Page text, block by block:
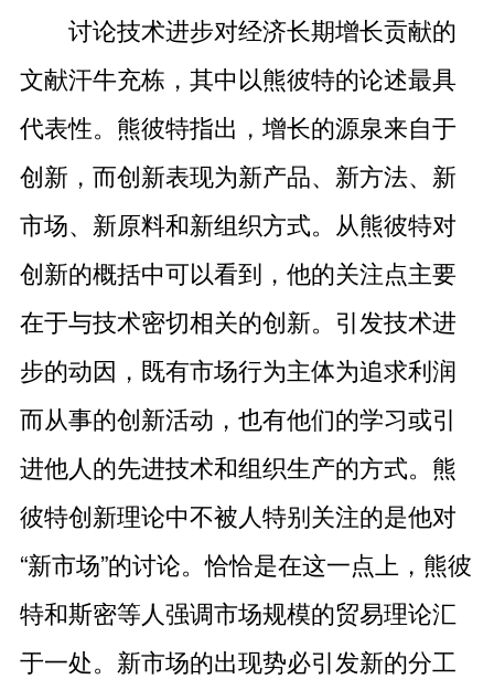
讨论技术进步对经济长期增长贡献的
文献汗牛充栋，其中以熊彼特的论述最具
代表性。熊彼特指出，增长的源泉来自于
创新，而创新表现为新产品、新方法、新
市场、新原料和新组织方式。从熊彼特对
创新的概括中可以看到，他的关注点主要
在于与技术密切相关的创新。引发技术进
步的动因，既有市场行为主体为追求利润
而从事的创新活动，也有他们的学习或引
进他人的先进技术和组织生产的方式。熊
彼特创新理论中不被人特别关注的是他对
“新市场”的讨论。恰恰是在这一点上，熊彼
特和斯密等人强调市场规模的贸易理论汇
于一处。新市场的出现势必引发新的分工